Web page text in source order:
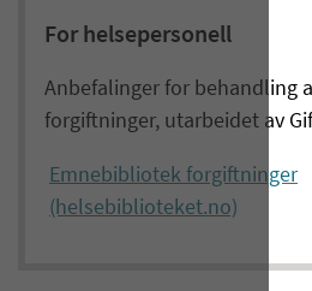
For helsepersonell
Anbefalinger for behandling
forgiftninger, utarbeidet av
Emnebibliotek forgiftninger
(helsebiblioteket.no)